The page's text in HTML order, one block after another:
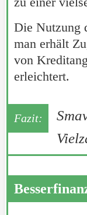
Die Nutzung
man erhält
von
erleichtert.